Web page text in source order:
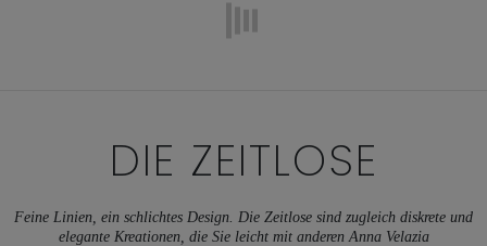
DIE ZEITLOSE
Feine Linien, ein schlichtes Design. Die Zeitlose sind zugleich diskrete und
elegante Kreationen, die Sie leicht mit anderen Anna Velazia